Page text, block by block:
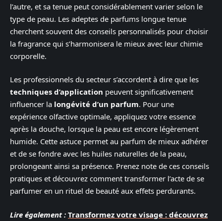
l’autre, et sa tenue peut considérablement varier selon le
type de peau. Les adeptes de parfums longue tenue
cherchent souvent des conseils personnalisés pour choisir
la fragrance qui s’harmonisera le mieux avec leur chimie
corporelle.
Les professionnels du secteur s’accordent à dire que les
techniques d’application peuvent significativement
influencer la longévité d’un parfum. Pour une
expérience olfactive optimale, appliquez votre essence
après la douche, lorsque la peau est encore légèrement
humide. Cette astuce permet au parfum de mieux adhérer
et de se fondre avec les huiles naturelles de la peau,
prolongeant ainsi sa présence. Prenez note de ces conseils
pratiques et découvrez comment transformer l’acte de se
parfumer en un rituel de beauté aux effets perdurants.
Lire également : Transformez votre visage : découvrez